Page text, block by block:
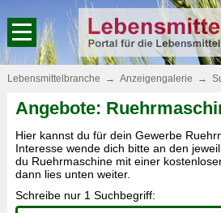
Lebensmittelbranche → Anzeigengalerie →
Angebote:
Hier kannst du für dein Gewerbe
Interesse wende dich bitte an den
du Ruehrmaschine mit einer
dann lies unten weiter.
Schreibe nur 1 Suchbegriff: